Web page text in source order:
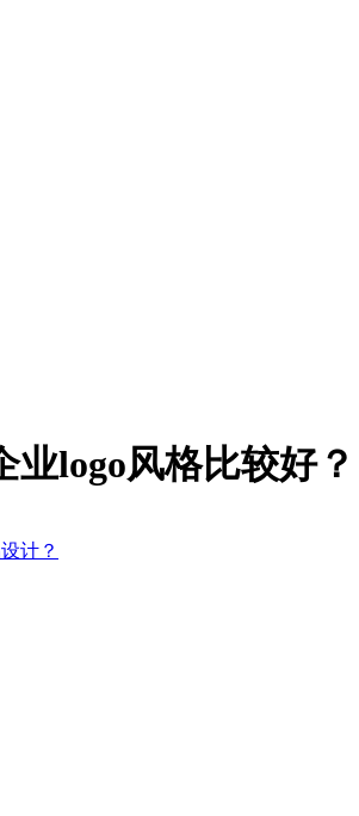
logo风格比较好？
计？